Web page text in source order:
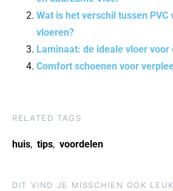
Wat is het verschil tussen PVC
vloeren?
Laminaat: de ideale vloer
Comfort schoenen voor
RELATED TAGS
huis, tips, voordelen
DIT VIND JE MISSCHIEN OOK LEUK